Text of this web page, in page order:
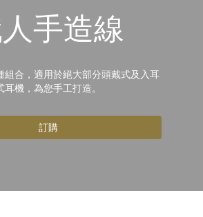
手造線
合，適用於絕大部分頭戴式及入耳
耳機，為您手工打造。
訂購